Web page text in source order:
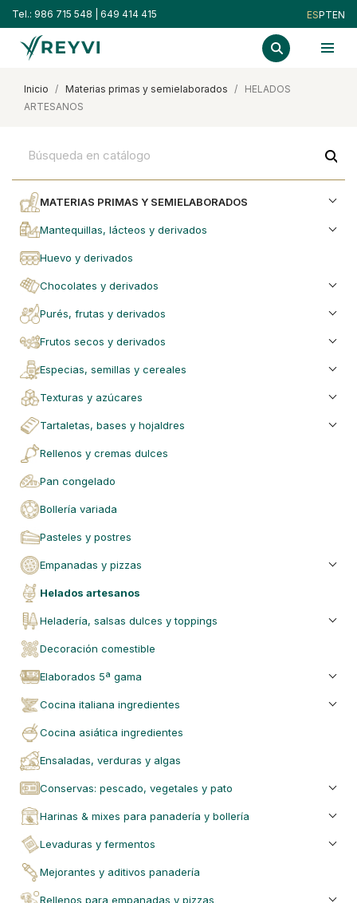
Tel.: 986 715 548 649 414 415 ESPTEN
inicio materias primas y semielaborados
HELADOS
ARTESANOS
search
MATERIAS PRIMAS Y SEMIELABORADOS
mantequillas, lácteos y derivados
huevo y derivados
chocolates y derivados
purés, frutas y derivados
frutos secos y derivados
especias, semillas y cereales
texturas y azúcares
tartaletas, bases y hojaldres
rellenos y cremas dulces
pan congelado
bollería variada
pasteles y postres
empanadas y pizzas
helados artesanos
heladería, salsas dulces y toppings
decoración comestible
elaborados 5ª gama
cocina italiana ingredientes
cocina asiática ingredientes
ensaladas, verduras y algas
conservas: pescado, vegetales y pato
harinas & mixes para panadería y bollería
levaduras y fermentos
mejorantes y aditivos panadería
rellenos para empanadas y pizzas